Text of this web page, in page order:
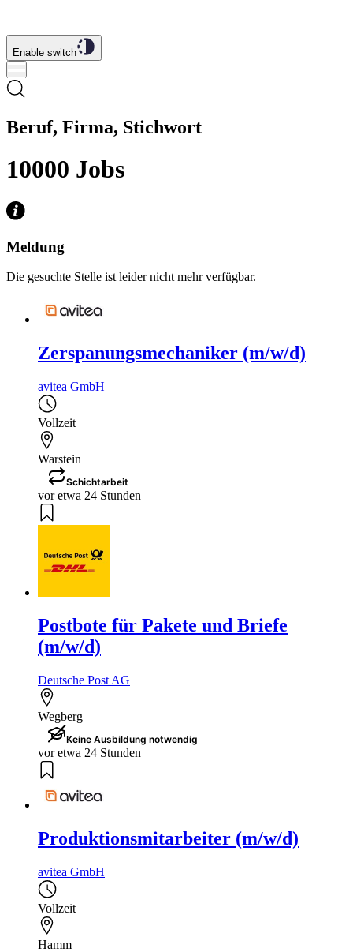
Enable switch
Beruf, Firma, Stichwort
10000 Jobs
Meldung
Die gesuchte Stelle ist leider nicht mehr verfügbar.
Zerspanungsmechaniker (m/w/d)
avitea GmbH
Vollzeit
Warstein
Schichtarbeit
vor etwa 24 Stunden
Postbote für Pakete und Briefe
(m/w/d)
Deutsche Post AG
Wegberg
Keine Ausbildung notwendig
vor etwa 24 Stunden
Produktionsmitarbeiter (m/w/d)
avitea GmbH
Vollzeit
Hamm